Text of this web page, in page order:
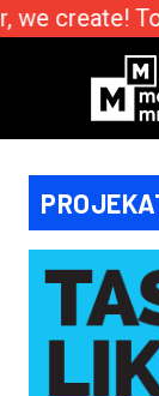
create!